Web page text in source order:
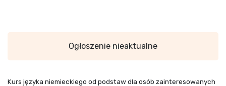
Ogłoszenie nieaktualne
Kurs języka niemieckiego od podstaw dla osób zainteresowanych